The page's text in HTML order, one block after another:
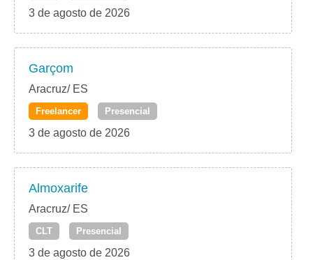
3 de agosto de 2026
Garçom
Aracruz/ ES
Freelancer Presencial
3 de agosto de 2026
Almoxarife
Aracruz/ ES
CLT Presencial
3 de agosto de 2026